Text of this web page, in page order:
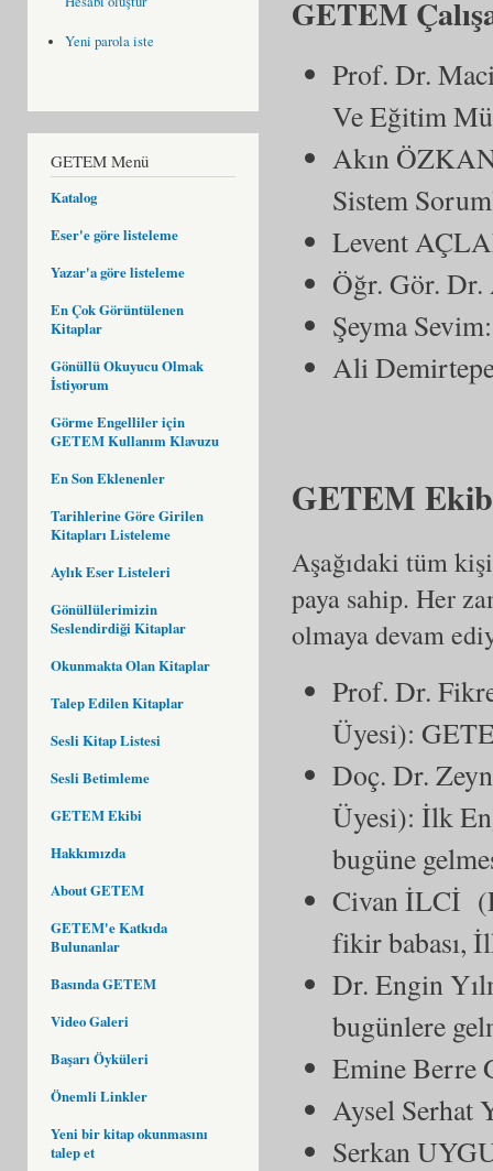
Yeni parola iste
GETEM Menü
Katalog
Eser'e göre listeleme
Yazar'a göre listeleme
En Çok Görüntülenen
Kitaplar
Gönüllü Okuyucu Olmak
İstiyorum
Görme Engelliler için
GETEM Kullanım Klavuzu
En Son Eklenenler
Tarihlerine Göre Girilen
Kitapları Listeleme
Aylık Eser Listeleri
Gönüllülerimizin
Seslendirdiği Kitaplar
Okunmakta Olan Kitaplar
Talep Edilen Kitaplar
Sesli Kitap Listesi
Sesli Betimleme
GETEM Ekibi
Hakkımızda
About GETEM
GETEM'e Katkıda
Bulunanlar
Basında GETEM
Video Galeri
Başarı Öyküleri
Önemli Linkler
Yeni bir kitap okunmasını
talep et
GETEM
Prof. Dr.
Ve Eğitim
Akın
Sistem
Levent
Öğr. Gör.
Şeyma
Ali
GETEM
Aşağıdaki tüm
paya sahip. Her
olmaya devam
Prof. Dr.
Üyesi):
Doç. Dr.
Üyesi): İlk
bugüne
Civan İLCİ
fikir babası,
Dr. Engin
bugünlere
Emine Berre
Aysel
Serkan